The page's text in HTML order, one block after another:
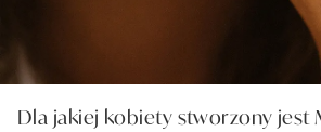
Dla jakiej kobiety stworzony jest